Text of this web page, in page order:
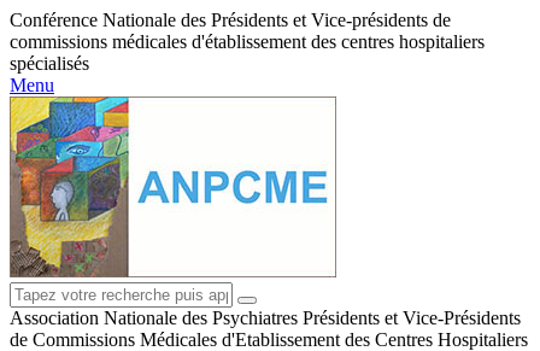
Conférence Nationale des Présidents et Vice-présidents de
commissions médicales d'établissement des centres hospitaliers
spécialisés
Menu
Association Nationale des Psychiatres Présidents et Vice-Présidents
de Commissions Médicales d'Etablissement des Centres Hospitaliers